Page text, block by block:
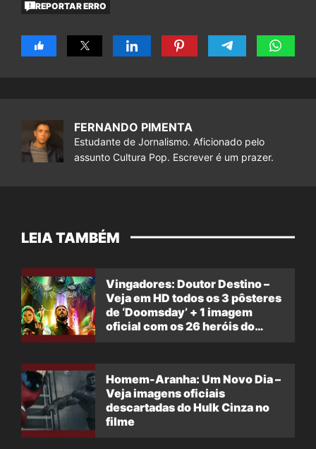
REPORTAR ERRO
FERNANDO PIMENTA
Estudante de Jornalismo. Aficionado pelo
assunto Cultura Pop. Escrever é um prazer.
LEIA TAMBÉM
Vingadores: Doutor Destino –
Veja em HD todos os 3 pôsteres
de ‘Doomsday’ + 1 imagem
oficial com os 26 heróis do
Homem-Aranha: Um Novo Dia –
Veja imagens oficiais
descartadas do Hulk Cinza no
filme